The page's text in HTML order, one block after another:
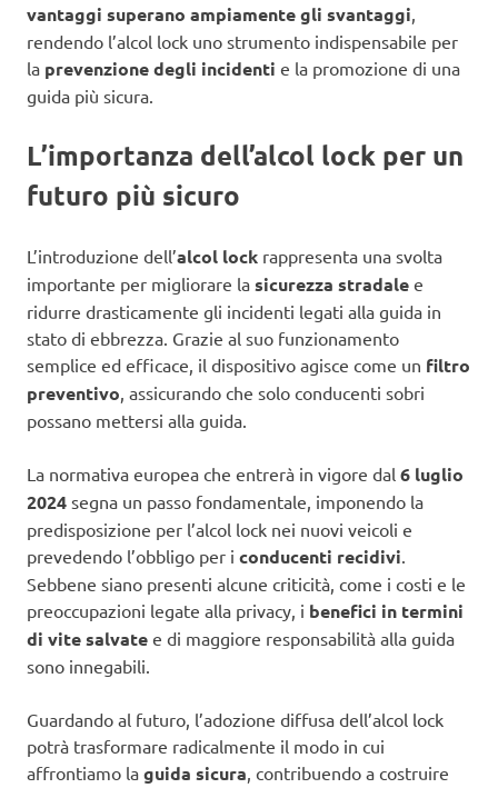
vantaggi superano ampiamente gli svantaggi,
rendendo l’alcol lock uno strumento indispensabile per
la prevenzione degli incidenti e la promozione di una
guida più sicura.
L’importanza dell’alcol lock per un
futuro più sicuro
L’introduzione dell’alcol lock rappresenta una svolta
importante per migliorare la sicurezza stradale e
ridurre drasticamente gli incidenti legati alla guida in
stato di ebbrezza. Grazie al suo funzionamento
semplice ed efficace, il dispositivo agisce come un filtro
preventivo, assicurando che solo conducenti sobri
possano mettersi alla guida.
La normativa europea che entrerà in vigore dal 6 luglio
2024 segna un passo fondamentale, imponendo la
predisposizione per l’alcol lock nei nuovi veicoli e
prevedendo l’obbligo per i conducenti recidivi.
Sebbene siano presenti alcune criticità, come i costi e le
preoccupazioni legate alla privacy, i benefici in termini
di vite salvate e di maggiore responsabilità alla guida
sono innegabili.
Guardando al futuro, l’adozione diffusa dell’alcol lock
potrà trasformare radicalmente il modo in cui
affrontiamo la guida sicura, contribuendo a costruire